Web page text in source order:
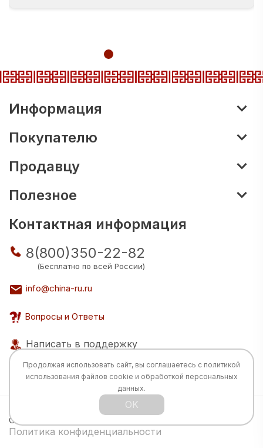
Информация
Покупателю
Продавцу
Полезное
Контактная информация
8(800)350-22-82
(Бесплатно по всей России)
info@china-ru.ru
Вопросы и Ответы
Написать в поддержку
Все права защищены © 2026 Разработка:
China
Политика конфиденциальности
Продолжая использовать сайт, вы соглашаетесь с политикой
использования файлов cookie и обработкой персональных
данных.
OK